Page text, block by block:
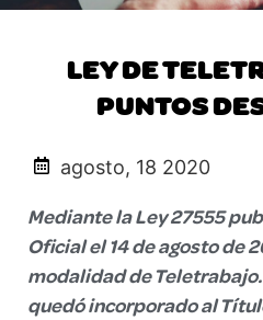
LEY DE
PUNTOS
agosto, 18 2020
Mediante la Ley 27555
Oficial el 14 de agosto de
modalidad de
quedó incorporado al